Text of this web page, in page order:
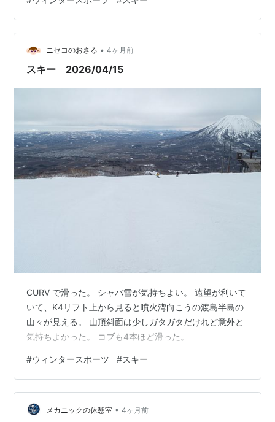
る。 ゲレンデ下部は融雪が進み滑走禁止なので、エース
ゴンドラ下り線で降りる。 以前のセンターフォーリフト
よりも高さが高いので景色が良い。 何人か知人にも会
い、楽しい春スキーだった。
ニセコのおさる • 4ヶ月前
スキー 2026/04/15
CURV で滑った。 シャバ雪が気持ちよい。 遠望が利いて
いて、K4リフト上から見ると噴火湾向こうの渡島半島の
山々が見える。 山頂斜面は少しガタガタだけれど意外と
気持ちよかった。 コブも4本ほど滑った。
#ウィンタースポーツ #スキー
メカニックの休憩室 • 4ヶ月前